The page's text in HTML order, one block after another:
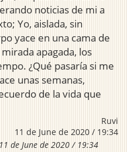
noticias de mi a
Yo, aislada, sin
yace en una cama de
apagada, los
¿Qué pasaría si me
unas semanas,
de la vida que
Ruvi
11 de June de 2020 / 19:34
11 de June de 2020 / 19:34